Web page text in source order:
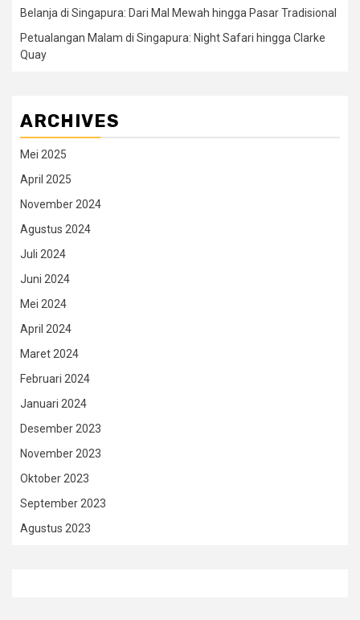
Belanja di Singapura: Dari Mal Mewah hingga Pasar Tradisional
Petualangan Malam di Singapura: Night Safari hingga Clarke
Quay
ARCHIVES
Mei 2025
April 2025
November 2024
Agustus 2024
Juli 2024
Juni 2024
Mei 2024
April 2024
Maret 2024
Februari 2024
Januari 2024
Desember 2023
November 2023
Oktober 2023
September 2023
Agustus 2023